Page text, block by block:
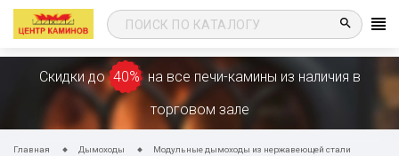
search
Скидки до 40% на все печи-камины из наличия в
торговом зале
Главная Дымоходы
Модульные дымоходы из нержавеющей стали